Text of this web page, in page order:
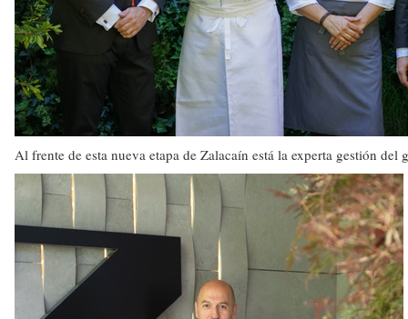
Al frente de esta nueva etapa de Zalacaín está la experta gestión